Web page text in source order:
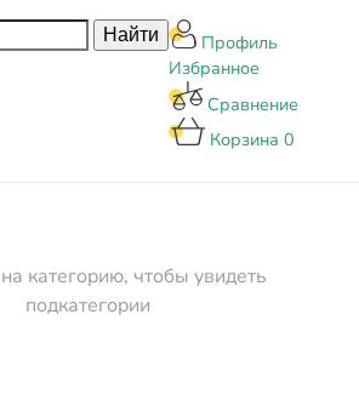
Профиль
Избранное
Сравнение
Корзина 0
категорию, чтобы увидеть
подкатегории